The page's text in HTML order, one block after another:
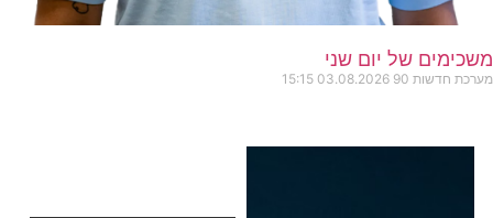
משכימים של יום שני
מערכת חדשות 90 03.08.2026
15:15